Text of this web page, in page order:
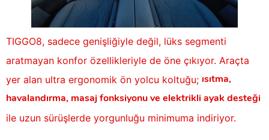
TIGGO8, sadece genişliğiyle değil, lüks segmenti
aratmayan konfor özellikleriyle de öne çıkıyor. Araçta
yer alan ultra ergonomik ön yolcu koltuğu; ısıtma,
havalandırma, masaj fonksiyonu ve elektrikli ayak desteği
ile uzun sürüşlerde yorgunluğu minimuma indiriyor.